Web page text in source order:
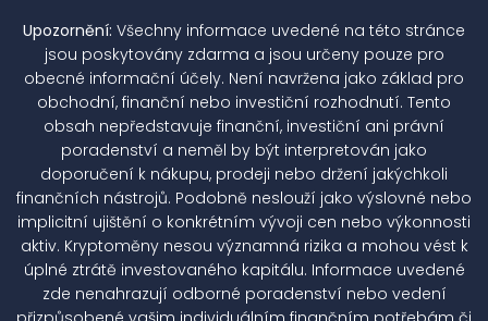
Upozornění: Všechny informace uvedené na této stránce
jsou poskytovány zdarma a jsou určeny pouze pro
obecné informační účely. Není navržena jako základ pro
obchodní, finanční nebo investiční rozhodnutí. Tento
obsah nepředstavuje finanční, investiční ani právní
poradenství a neměl by být interpretován jako
doporučení k nákupu, prodeji nebo držení jakýchkoli
finančních nástrojů. Podobně neslouží jako výslovné nebo
implicitní ujištění o konkrétním vývoji cen nebo výkonnosti
aktiv. Kryptoměny nesou významná rizika a mohou vést k
úplné ztrátě investovaného kapitálu. Informace uvedené
zde nenahrazují odborné poradenství nebo vedení